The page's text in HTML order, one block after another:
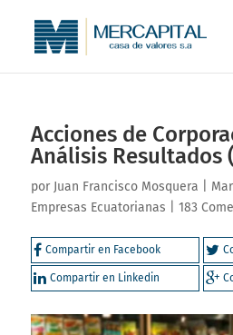
Acciones de
Análisis Resultados
por Juan Francisco Mosquera
Empresas Ecuatorianas
183
Compartir en Facebook
Compartir en Linkedin